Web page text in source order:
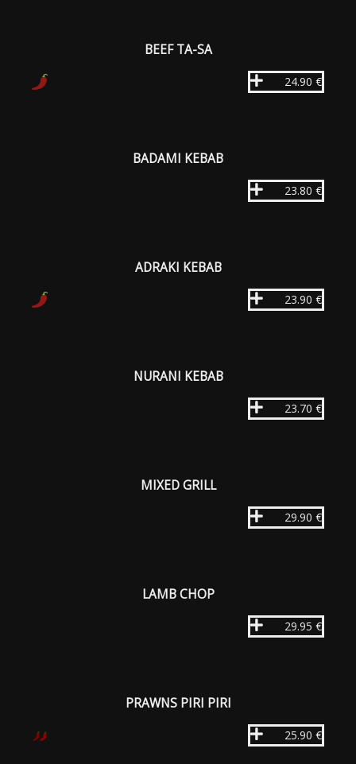
BEEF TA-SA
24.90 €
BADAMI KEBAB
23.80 €
ADRAKI KEBAB
23.90 €
NURANI KEBAB
23.70 €
MIXED GRILL
29.90 €
LAMB CHOP
29.95 €
PRAWNS PIRI PIRI
25.90 €